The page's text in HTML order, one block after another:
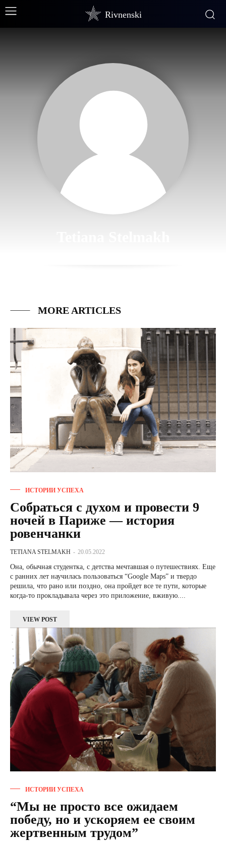
Rivnenski
MORE ARTICLES
ИСТОРИИ УСПЕХА
Собраться с духом и провести 9
ночей в Париже — история
ровенчанки
TETIANA STELMAKH - 20.05.2022
Она, обычная студентка, с детства мечтавшая о путешествиях. Еще
с ранних лет научилась пользоваться “Google Maps” и твердо
решила, что рано или поздно, она пройдет все те пути, которые
когда-то прокладывала через это приложение, вживую....
VIEW POST
ИСТОРИИ УСПЕХА
“Мы не просто все ожидаем
победу, но и ускоряем ее своим
жертвенным трудом”